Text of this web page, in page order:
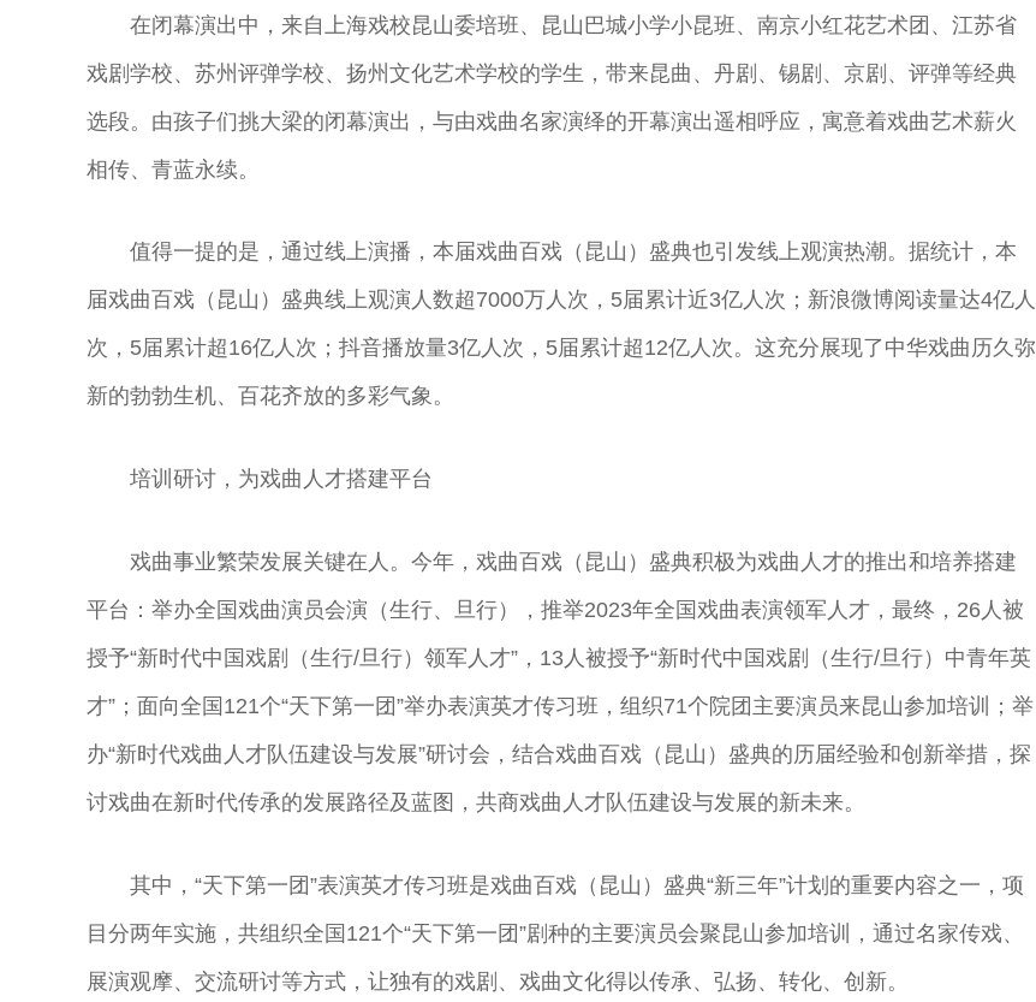
在闭幕演出中，来自上海戏校昆山委培班、昆山巴城小学小昆班、南京小红花艺术团、江苏省
戏剧学校、苏州评弹学校、扬州文化艺术学校的学生，带来昆曲、丹剧、锡剧、京剧、评弹等经典
选段。由孩子们挑大梁的闭幕演出，与由戏曲名家演绎的开幕演出遥相呼应，寓意着戏曲艺术薪火
相传、青蓝永续。
值得一提的是，通过线上演播，本届戏曲百戏（昆山）盛典也引发线上观演热潮。据统计，本
届戏曲百戏（昆山）盛典线上观演人数超7000万人次，5届累计近3亿人次；新浪微博阅读量达4亿人
次，5届累计超16亿人次；抖音播放量3亿人次，5届累计超12亿人次。这充分展现了中华戏曲历久弥
新的勃勃生机、百花齐放的多彩气象。
培训研讨，为戏曲人才搭建平台
戏曲事业繁荣发展关键在人。今年，戏曲百戏（昆山）盛典积极为戏曲人才的推出和培养搭建
平台：举办全国戏曲演员会演（生行、旦行），推举2023年全国戏曲表演领军人才，最终，26人被
授予“新时代中国戏剧（生行/旦行）领军人才”，13人被授予“新时代中国戏剧（生行/旦行）中青年英
才”；面向全国121个“天下第一团”举办表演英才传习班，组织71个院团主要演员来昆山参加培训；举
办“新时代戏曲人才队伍建设与发展”研讨会，结合戏曲百戏（昆山）盛典的历届经验和创新举措，探
讨戏曲在新时代传承的发展路径及蓝图，共商戏曲人才队伍建设与发展的新未来。
其中，“天下第一团”表演英才传习班是戏曲百戏（昆山）盛典“新三年”计划的重要内容之一，项
目分两年实施，共组织全国121个“天下第一团”剧种的主要演员会聚昆山参加培训，通过名家传戏、
展演观摩、交流研讨等方式，让独有的戏剧、戏曲文化得以传承、弘扬、转化、创新。